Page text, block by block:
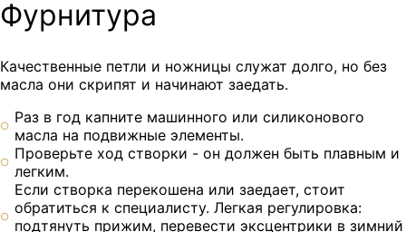
Фурнитура
Качественные петли и ножницы служат долго, но без
масла они скрипят и начинают заедать.
Раз в год капните машинного или силиконового
масла на подвижные элементы.
Проверьте ход створки - он должен быть плавным и
легким.
Если створка перекошена или заедает, стоит
обратиться к специалисту. Легкая регулировка:
подтянуть прижим, перевести эксцентрики в зимний